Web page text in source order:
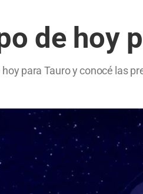
de hoy
para Tauro y conocé las